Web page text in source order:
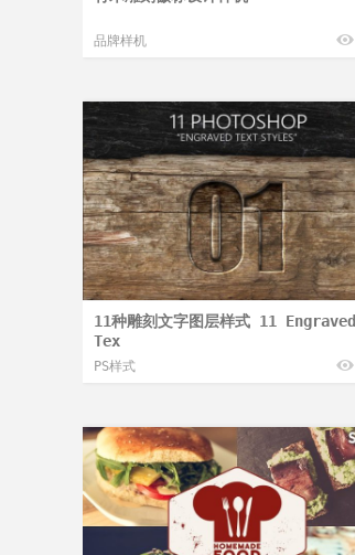
品牌样机
11种雕刻文字图层样式 11 Engraved
Tex
PS样式